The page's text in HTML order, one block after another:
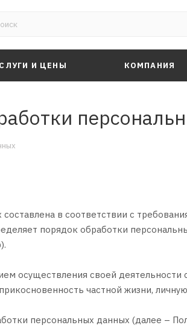
И ЦЕНЫ КОМПАНИЯ
в соответствии с
порядок обработки
осуществления своей
частной жизни,
персональных данных (далее –